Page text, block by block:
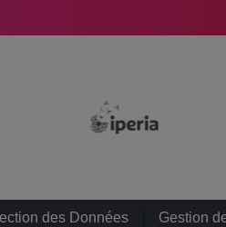
des Données Gestion